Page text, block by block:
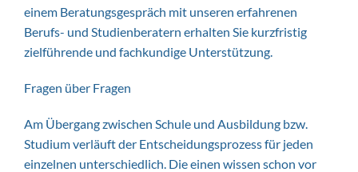
einem Beratungsgespräch mit unseren erfahrenen
Berufs- und Studienberatern erhalten Sie kurzfristig
zielführende und fachkundige Unterstützung.
Fragen über Fragen
Am Übergang zwischen Schule und Ausbildung bzw.
Studium verläuft der Entscheidungsprozess für jeden
einzelnen unterschiedlich. Die einen wissen schon vor